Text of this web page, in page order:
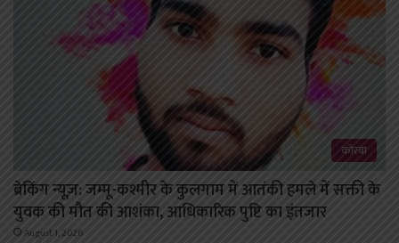
कोरबा
ब्रेकिंग न्यूज़: जम्मू-कश्मीर के कुलगाम में आतंकी हमले में सक्ती के
युवक की मौत की आशंका, आधिकारिक पुष्टि का इंतजार
August 1, 2026